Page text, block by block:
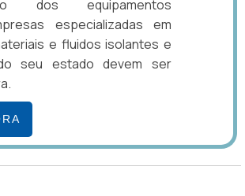
dos equipamentos
especializadas em
e fluidos isolantes e
seu estado devem ser